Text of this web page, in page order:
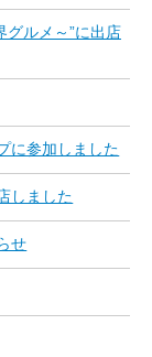
グルメ～”に出店
に参加しました
しました
せ